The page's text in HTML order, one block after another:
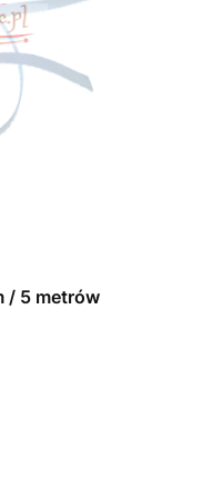
/ 5 metrów